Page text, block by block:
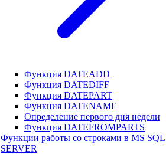
Функция DATEADD
Функция DATEDIFF
Функция DATEPART
Функция DATENAME
Определение первого дня недели
Функция DATEFROMPARTS
Функции работы со строками в MS SQL
SERVER